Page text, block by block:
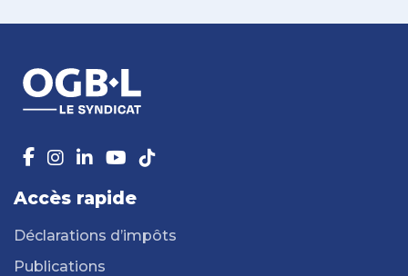
Accès rapide
Déclarations d’impôts
Publications